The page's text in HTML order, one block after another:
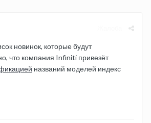
новинок, которые будут
что компания Infiniti привезёт
названий моделей индекс